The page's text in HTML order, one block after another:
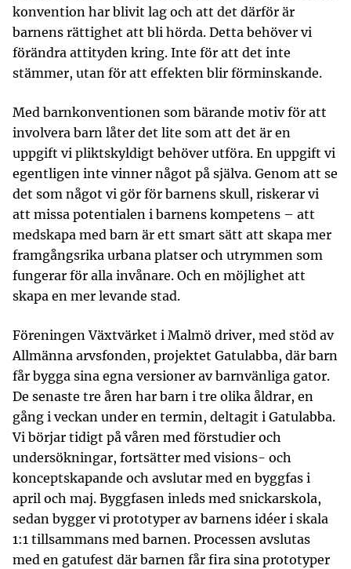
konvention har blivit lag och att det därför är
barnens rättighet att bli hörda. Detta behöver vi
förändra attityden kring. Inte för att det inte
stämmer, utan för att effekten blir förminskande.
Med barnkonventionen som bärande motiv för att
involvera barn låter det lite som att det är en
uppgift vi pliktskyldigt behöver utföra. En uppgift vi
egentligen inte vinner något på själva. Genom att se
det som något vi gör för barnens skull, riskerar vi
att missa potentialen i barnens kompetens – att
medskapa med barn är ett smart sätt att skapa mer
framgångsrika urbana platser och utrymmen som
fungerar för alla invånare. Och en möjlighet att
skapa en mer levande stad.
Föreningen Växtvärket i Malmö driver, med stöd av
Allmänna arvsfonden, projektet Gatulabba, där barn
får bygga sina egna versioner av barnvänliga gator.
De senaste tre åren har barn i tre olika åldrar, en
gång i veckan under en termin, deltagit i Gatulabba.
Vi börjar tidigt på våren med förstudier och
undersökningar, fortsätter med visions- och
konceptskapande och avslutar med en byggfas i
april och maj. Byggfasen inleds med snickarskola,
sedan bygger vi prototyper av barnens idéer i skala
1:1 tillsammans med barnen. Processen avslutas
med en gatufest där barnen får fira sina prototyper